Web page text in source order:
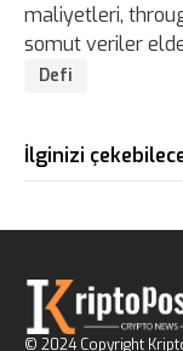
maliyetleri,
somut veriler
Defi
İlginizi
© 2024 Copyright